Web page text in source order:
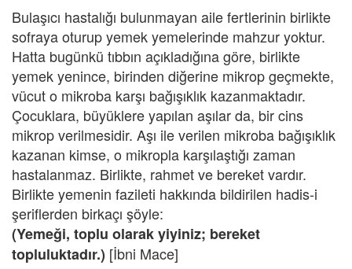
Bulaşıcı hastalığı bulunmayan aile fertlerinin birlikte
sofraya oturup yemek yemelerinde mahzur yoktur.
Hatta bugünkü tıbbın açıkladığına göre, birlikte
yemek yenince, birinden diğerine mikrop geçmekte,
vücut o mikroba karşı bağışıklık kazanmaktadır.
Çocuklara, büyüklere yapılan aşılar da, bir cins
mikrop verilmesidir. Aşı ile verilen mikroba bağışıklık
kazanan kimse, o mikropla karşılaştığı zaman
hastalanmaz. Birlikte, rahmet ve bereket vardır.
Birlikte yemenin fazileti hakkında bildirilen hadis-i
şeriflerden birkaçı şöyle:
(Yemeği, toplu olarak yiyiniz; bereket
topluluktadır.) [İbni Mace]